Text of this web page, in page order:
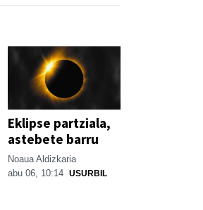
Eklipse partziala,
astebete barru
Noaua Aldizkaria
abu 06, 10:14 USURBIL